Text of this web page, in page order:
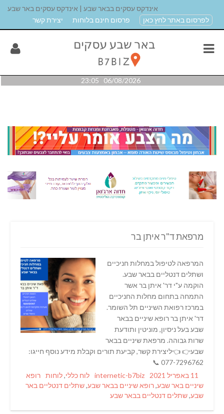
אינדקס עסקים בבאר שבע | אינדקס עסקים באר שבע
לפרסום באתר לחץ כאן
פרסום חינם בלוחות יצירת קשר
06/08/2026 23:05
מרפאת ד"ר איתן בר
המרפאה לטיפול במחלות חניכיים
ושתלים דנטליים בבאר שבע.
הוקמה ע"י דר' איתן בר אשר
התמחה בתחום מחלות החניכיים
במרכז רפואת השיניים תל השומר.
דר' איתן בר רופא שיניים בבאר
שבע בעל ניסיון, מוניטין ותודעת
שרות גבוהה. מרפאת שיניים בבאר
שבע👉 👈ליצירת קשר, קביעת תורים וקבלת מידע נוסף חייגו:
077-7296762 📞
Posted
on
11 באפריל 2021 Author
internetic-b7biz
Categories
לוח כללי,לוחות Tags
רופא
שיניים באר שבע,רופא שיניים בבאר שבע,שתלים דנטליים באר
שבע,שתלים דנטליים בבאר שבע